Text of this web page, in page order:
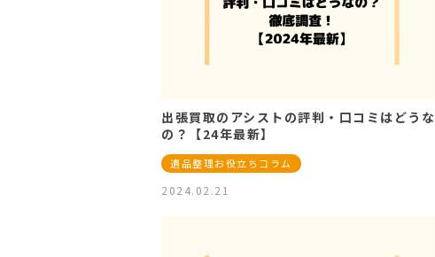
出張買取のアシストの評判・口コミはどうな
の？【24年最新】
遺品整理お役立ちコラム
2024.02.21